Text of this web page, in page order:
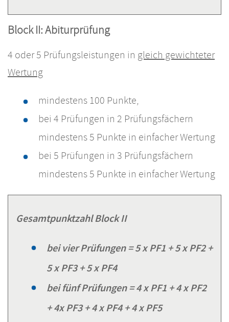
Block II: Abiturprüfung
4 oder 5 Prüfungsleistungen in gleich gewichteter
Wertung
mindestens 100 Punkte,
bei 4 Prüfungen in 2 Prüfungsfächern
mindestens 5 Punkte in einfacher Wertung
bei 5 Prüfungen in 3 Prüfungsfächern
mindestens 5 Punkte in einfacher Wertung
Gesamtpunktzahl Block II
bei vier Prüfungen = 5 x PF1 + 5 x PF2 +
5 x PF3 + 5 x PF4
bei fünf Prüfungen = 4 x PF1 + 4 x PF2
+ 4x PF3 + 4 x PF4 + 4 x PF5